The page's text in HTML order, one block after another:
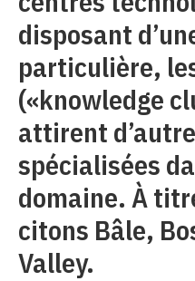
disposant
particulière,
(«knowledge
attirent
spécialisées
domaine. À
citons Bâle,
Valley.